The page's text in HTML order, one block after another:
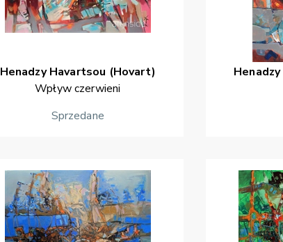
Henadzy Havartsou (Hovart)
Wpływ czerwieni
Sprzedane
Henadzy